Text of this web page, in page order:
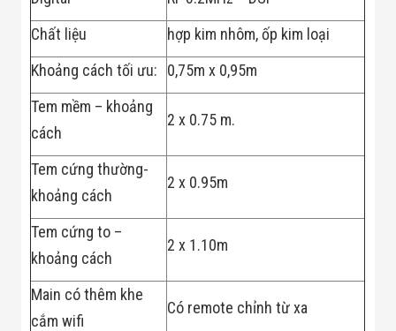
Dự Án Khối Nhà
Máy
Dự Án Kho
Logistics
Tin Tuyển Dụng
Chất liệu
hợp kim nhôm, ốp kim loại
Khoảng cách tối ưu:
0,75m x 0,95m
Tem mềm – khoảng
cách
2 x 0.75 m.
Tem cứng thường-
khoảng cách
2 x 0.95m
Tem cứng to –
khoảng cách
2 x 1.10m
Main có thêm khe
cắm wifi
Có remote chỉnh từ xa